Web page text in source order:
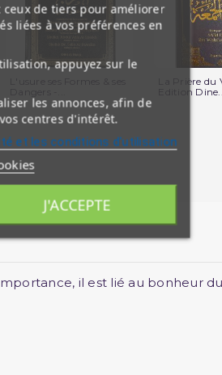
La Prière du
Edition Dine...
il est lié au bonheur
ceux de tiers pour améliorer
liées à vos préférences en
appuyez sur le
les annonces, afin de
centres d'intérêt.
et les conditions d'utilisation
J'ACCEPTE